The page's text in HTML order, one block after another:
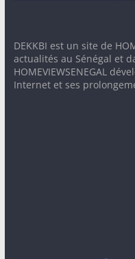
DEKKBI est un site de
actualités au Sénégal et
HOMEVIEWSENEGAL
Internet et ses